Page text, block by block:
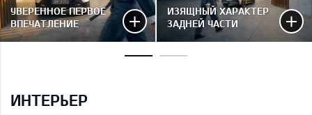
УВЕРЕННОЕ ПЕРВОЕ
ВПЕЧАТЛЕНИЕ
ИЗЯЩНЫЙ ХАРАКТЕР
ЗАДНЕЙ ЧАСТИ
ИНТЕРЬЕР